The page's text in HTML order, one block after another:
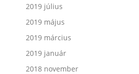
2019 július
2019 május
2019 március
2019 január
2018 november